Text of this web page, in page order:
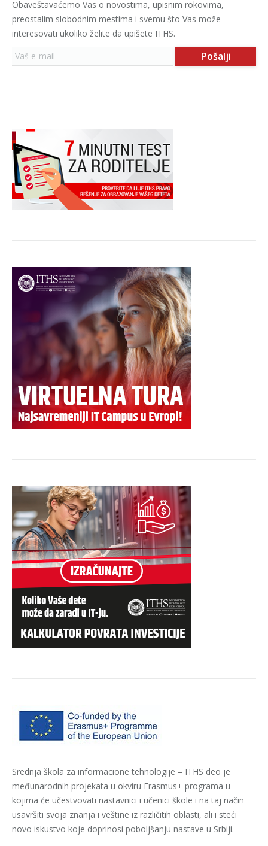
Obaveštavaćemo Vas o novostima, upisnim rokovima,
preostalim slobodnim mestima i svemu što Vas može
interesovati ukoliko želite da upišete ITHS.
Srednja škola za informacione tehnologije – ITHS deo je
međunarodnih projekata u okviru Erasmus+ programa u
kojima će učestvovati nastavnici i učenici škole i na taj način
usavršiti svoja znanja i veštine iz različitih oblasti, ali i steći
novo iskustvo koje doprinosi poboljšanju nastave u Srbiji.